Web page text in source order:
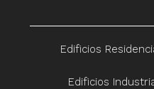
Edificios
Edificios